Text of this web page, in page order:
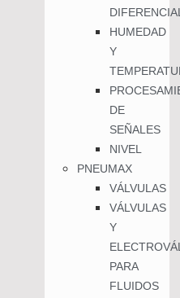
DIFERENCIAL
HUMEDAD
Y
DE
SEÑALES
NIVEL
PNEUMAX
VÁLVULAS
VÁLVULAS
Y
PARA
FLUIDOS